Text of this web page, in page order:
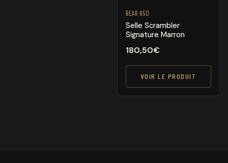
BEAR 650
Selle Scrambler
Signature Marron
180,50€
VOIR LE PRODUIT